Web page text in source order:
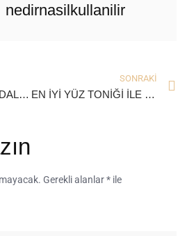
nedirnasilkullanilir
AKİDE ŞEKERİ FAYDALARI NELERDİR?
SONRAKI
EN İYİ YÜZ TONİĞİ İLE FARKA SİZ DE İNANAMAYACAKSINIZ!
Gerekli alanlar* ile